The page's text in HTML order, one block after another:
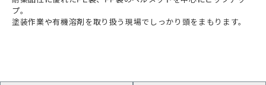
プ。
塗装作業や有機溶剤を取り扱う現場でしっかり頭をまもります。